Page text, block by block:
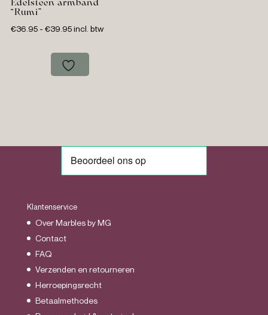
Edelsteen armband
“Rumi”
€36.95 - €39.95Prijsklasse:
tot
€39.95
incl. btw
Klantenservice
Over Marbles by MG
Contact
FAQ
Verzenden en retourneren
Herroepingsrecht
Betaalmethodes